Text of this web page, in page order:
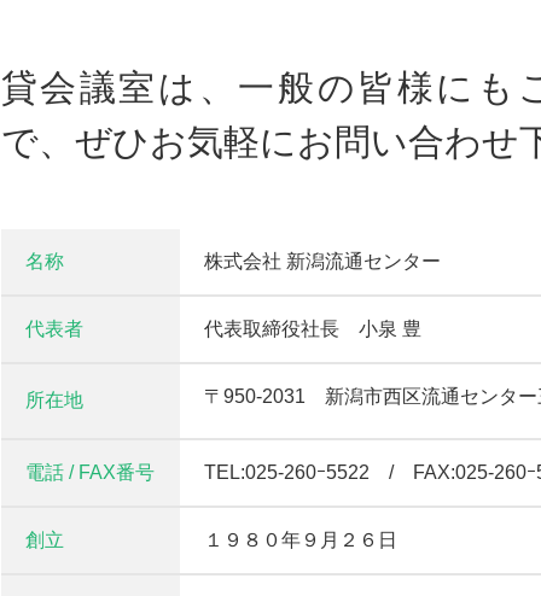
貸会議室は、一般の皆様にも
で、ぜひお気軽にお問い合わせ
名称 株式会社 新潟流通センター
代表者 代表取締役社長 小泉 豊
所在地 〒950-2031 新潟市西区流通センター
電話 / FAX番号 TEL:025-260ｰ5522 / FAX:025-260ｰ
創立 １９８０年９月２６日